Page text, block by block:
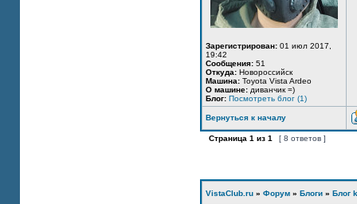
Зарегистрирован: 01 июл 2017,
19:42
Сообщения: 51
Откуда: Новороссийск
Машина: Toyota Vista Ardeo
О машине: диванчик =)
Блог: Посмотреть блог (1)
Вернуться к началу
Страница 1 из 1 [ 8 ответов ]
VistaClub.ru » Форум » Блоги » Блог